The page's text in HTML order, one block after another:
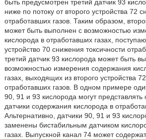
быть предусмотрен третий датчик 93
ниже по потоку от второго устройства 72
отработавших газов. Таким образом,
может быть выполнен с возможностью
кислорода в отработавших газах,
устройство 70 снижения токсичности
третий датчик 93 кислорода может быть
возможностью измерения содержания
газах, выходящих из второго устройства
отработавших газов. В одном примере
90, 91 и 93 кислорода могут
датчики содержания кислорода в
Альтернативно, датчики 90, 91 и 93
заменены бистабильным датчиком
газах. Выпускной канал 74 может